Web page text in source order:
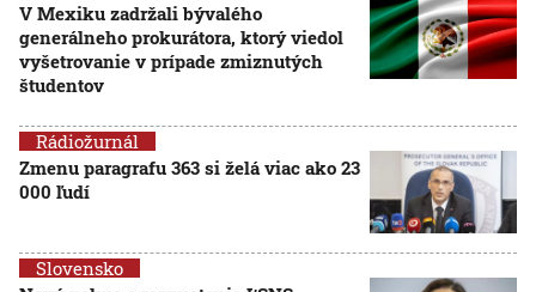
V Mexiku zadržali bývalého
generálneho prokurátora, ktorý viedol
vyšetrovanie v prípade zmiznutých
študentov
Rádiožurnál
Zmenu paragrafu 363 si želá viac ako 23
000 ľudí
Slovensko